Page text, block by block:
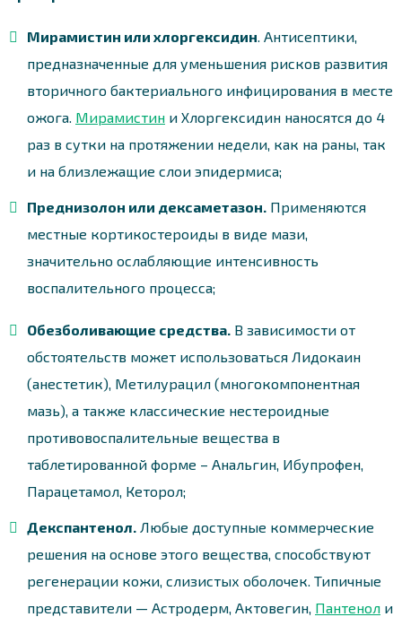
Мирамистин или хлоргексидин . Антисептики,
предназначенные для уменьшения рисков развития
вторичного бактериального инфицирования в месте
ожога. Мирамистин и Хлоргексидин наносятся до 4
раз в сутки на протяжении недели, как на раны, так
и на близлежащие слои эпидермиса;
Преднизолон или дексаметазон. Применяются
местные кортикостероиды в виде мази,
значительно ослабляющие интенсивность
воспалительного процесса;
Обезболивающие средства. В зависимости от
обстоятельств может использоваться Лидокаин
(анестетик), Метилурацил (многокомпонентная
мазь), а также классические нестероидные
противовоспалительные вещества в
таблетированной форме – Анальгин, Ибупрофен,
Парацетамол, Кеторол;
Декспантенол. Любые доступные коммерческие
решения на основе этого вещества, способствуют
регенерации кожи, слизистых оболочек. Типичные
представители — Астродерм, Актовегин, Пантенол и